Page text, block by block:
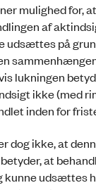
mulighed for,
af
udsættes på
lukningen
ikke (med
inden for
dog ikke, at
at
kunne udsættes